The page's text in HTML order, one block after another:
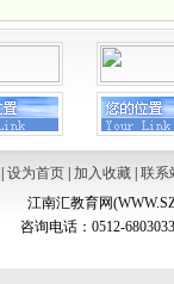
设为首页| 加入收藏| 联系
江南汇教育网
咨询电话：0512-